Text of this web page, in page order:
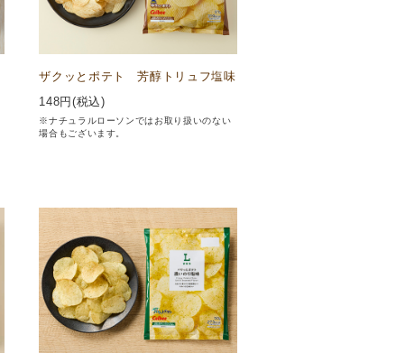
ザクッとポテト 芳醇トリュフ塩味
148円(税込)
※ナチュラルローソンではお取り扱いのない
場合もございます。